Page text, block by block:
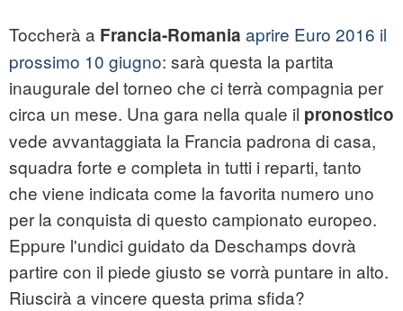
Toccherà a Francia-Romania aprire Euro 2016 il
prossimo 10 giugno: sarà questa la partita
inaugurale del torneo che ci terrà compagnia per
circa un mese. Una gara nella quale il pronostico
vede avvantaggiata la Francia padrona di casa,
squadra forte e completa in tutti i reparti, tanto
che viene indicata come la favorita numero uno
per la conquista di questo campionato europeo.
Eppure l'undici guidato da Deschamps dovrà
partire con il piede giusto se vorrà puntare in alto.
Riuscirà a vincere questa prima sfida?